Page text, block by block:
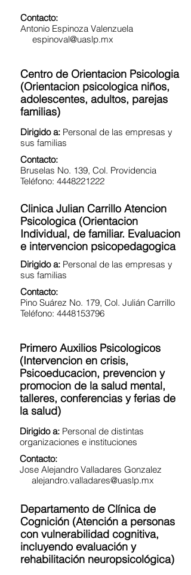
Contacto:
Antonio Espinoza Valenzuela
espinoval@uaslp.mx
Centro de Orientacion Psicologia
(Orientacion psicologica niños,
adolescentes, adultos, parejas
familias)
Dirigido a: Personal de las empresas y
sus familias
Contacto:
Bruselas No. 139, Col. Providencia
Teléfono: 4448221222
Clinica Julian Carrillo Atencion
Psicologica (Orientacion
Individual, de familiar. Evaluacion
e intervencion psicopedagogica
Dirigido a: Personal de las empresas y
sus familias
Contacto:
Pino Suárez No. 179, Col. Julián Carrillo
Teléfono: 4448153796
Primero Auxilios Psicologicos
(Intervencion en crisis,
Psicoeducacion, prevencion y
promocion de la salud mental,
talleres, conferencias y ferias de
la salud)
Dirigido a: Personal de distintas
organizaciones e instituciones
Contacto:
Jose Alejandro Valladares Gonzalez
alejandro.valladares@uaslp.mx
Departamento de Clínica de
Cognición (Atención a personas
con vulnerabilidad cognitiva,
incluyendo evaluación y
rehabilitación neuropsicológica)